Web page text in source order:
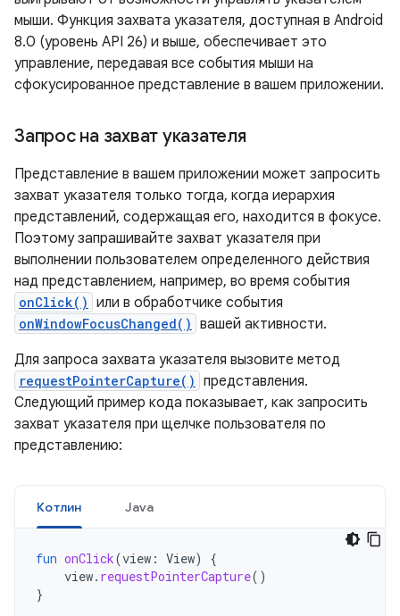
мыши. Функция захвата указателя, доступная в Android
8.0 (уровень API 26) и выше, обеспечивает это
управление, передавая все события мыши на
сфокусированное представление в вашем приложении.
Запрос на захват указателя
Представление в вашем приложении может запросить
захват указателя только тогда, когда иерархия
представлений, содержащая его, находится в фокусе.
Поэтому запрашивайте захват указателя при
выполнении пользователем определенного действия
над представлением, например, во время события
onClick() или в обработчике события
onWindowFocusChanged() вашей активности.
Для запроса захвата указателя вызовите метод
requestPointerCapture() представления.
Следующий пример кода показывает, как запросить
захват указателя при щелчке пользователя по
представлению:
Котлин Java
fun onClick(view : View)
{
view. requestPointerCapture()
}